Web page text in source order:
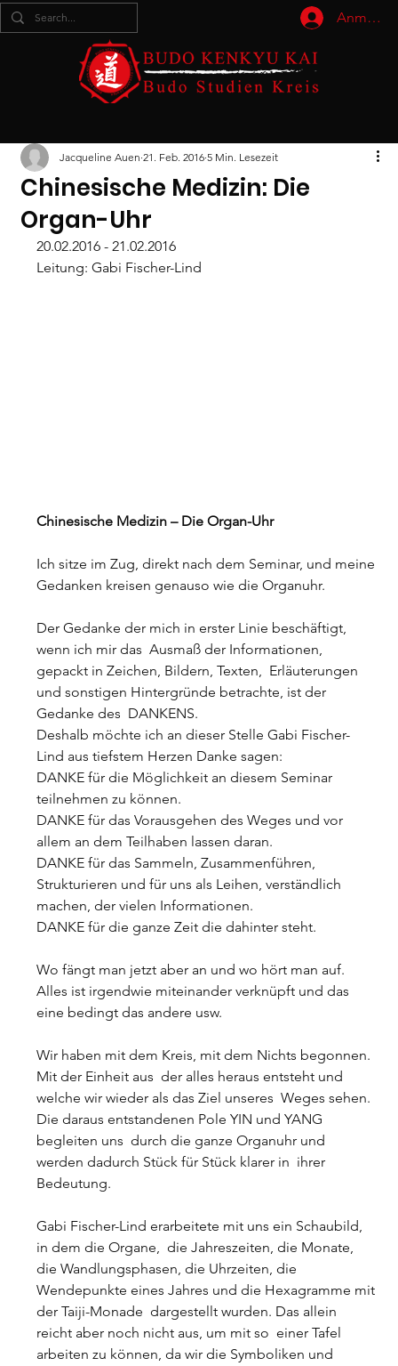
Chinesische Medizin: Die
Organ-Uhr
Jacqueline Auen 21. Feb. 2016 5 Min. Lesezeit
20.02.2016 - 21.02.2016
Leitung: Gabi Fischer-Lind
Chinesische Medizin – Die Organ-Uhr
Ich sitze im Zug, direkt nach dem Seminar, und meine
Gedanken kreisen genauso wie die Organuhr.
Der Gedanke der mich in erster Linie beschäftigt,
wenn ich mir das  Ausmaß der Informationen,
gepackt in Zeichen, Bildern, Texten,  Erläuterungen
und sonstigen Hintergründe betrachte, ist der
Gedanke des  DANKENS.
Deshalb möchte ich an dieser Stelle Gabi Fischer-
Lind aus tiefstem Herzen Danke sagen:
DANKE für die Möglichkeit an diesem Seminar
teilnehmen zu können.
DANKE für das Vorausgehen des Weges und vor
allem an dem Teilhaben lassen daran.
DANKE für das Sammeln, Zusammenführen,
Strukturieren und für uns als Leihen, verständlich
machen, der vielen Informationen.
DANKE für die ganze Zeit die dahinter steht.
Wo fängt man jetzt aber an und wo hört man auf.
Alles ist irgendwie miteinander verknüpft und das
eine bedingt das andere usw.
Wir haben mit dem Kreis, mit dem Nichts begonnen.
Mit der Einheit aus  der alles heraus entsteht und
welche wir wieder als das Ziel unseres  Weges sehen.
Die daraus entstandenen Pole YIN und YANG
begleiten uns  durch die ganze Organuhr und
werden dadurch Stück für Stück klarer in  ihrer
Bedeutung.
Gabi Fischer-Lind erarbeitete mit uns ein Schaubild,
in dem die Organe,  die Jahreszeiten, die Monate,
die Wandlungsphasen, die Uhrzeiten, die
Wendepunkte eines Jahres und die Hexagramme mit
der Taiji-Monade  dargestellt wurden. Das allein
reicht aber noch nicht aus, um mit so  einer Tafel
arbeiten zu können, da wir die Symboliken und